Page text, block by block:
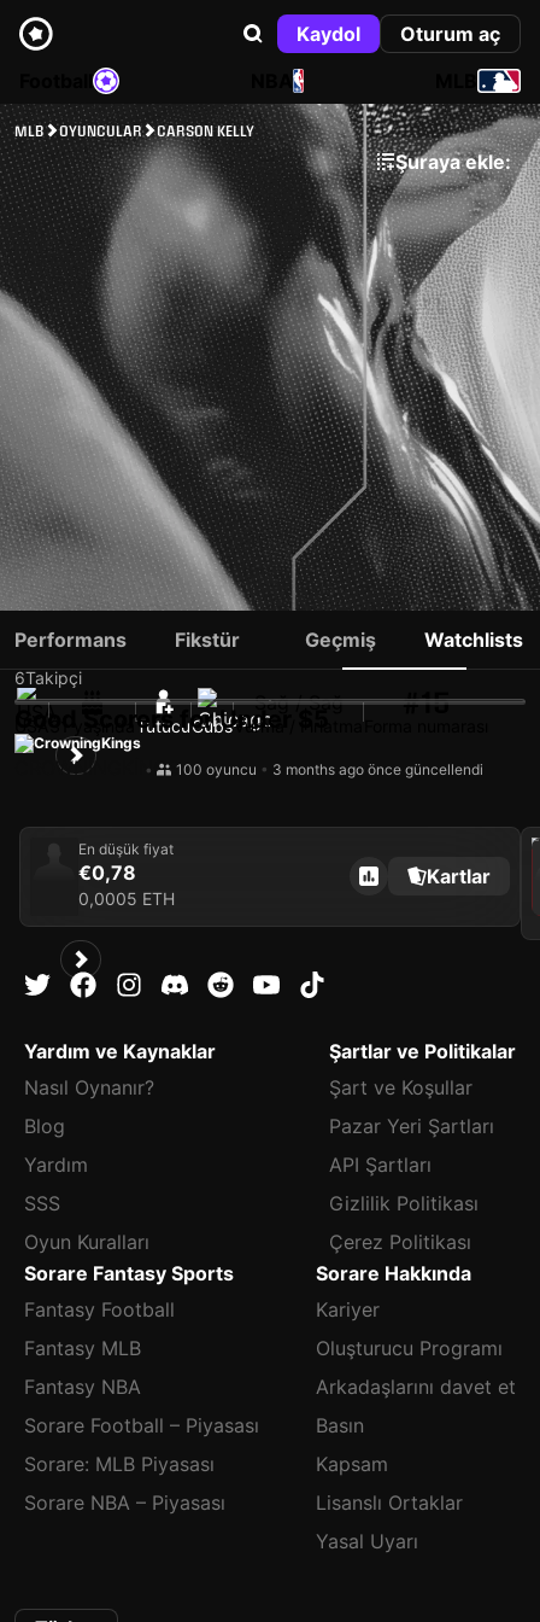
Kaydol
Oturum aç
NBA
MLB OYUNCULAR CARSON KELLY
Şuraya ekle:
CARSON KELLY
6Takipçi
TutucuCubs
Sağ / Sağ
Vurma / Fırlatma
#15
Performans Fikstür Geçmiş Watchlists
Good Scorers for Under $5
CrowningKings
•
100 oyuncu • 3 months ago önce güncellendi
En düşük fiyat
€0,78
0,0005 ETH
Kartlar
2025
Yardım ve Kaynaklar
Nasıl Oynanır?
Blog
Yardım
SSS
Oyun Kuralları
Şartlar ve Politikalar
Şart ve Koşullar
Pazar Yeri Şartları
API Şartları
Gizlilik Politikası
Çerez Politikası
Sorare Fantasy Sports
Fantasy Football
Fantasy MLB
Fantasy NBA
Sorare Football – Piyasası
Sorare: MLB Piyasası
Sorare NBA – Piyasası
Sorare Hakkında
Kariyer
Oluşturucu Programı
Arkadaşlarını davet et
Basın
Kapsam
Lisanslı Ortaklar
Yasal Uyarı